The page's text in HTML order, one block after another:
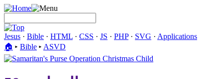
Jesus · Bible · HTML · CSS · JS · PHP· SVG · Applications
🏠︎ ▸ Bible ▸ ASVD